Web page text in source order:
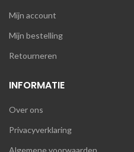
Mijn account
Mijn bestelling
Retourneren
INFORMATIE
Over ons
Privacyverklaring
Algemene voorwaarden